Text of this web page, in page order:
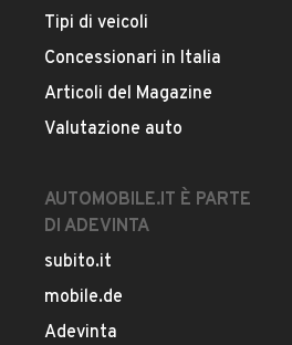
Tipi di veicoli
Concessionari in Italia
Articoli del Magazine
Valutazione auto
AUTOMOBILE.IT È PARTE
DI ADEVINTA
subito.it
mobile.de
Adevinta